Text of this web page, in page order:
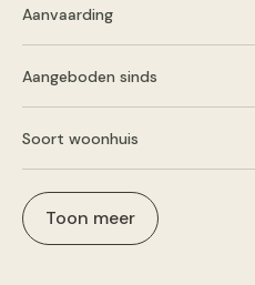
Aanvaarding
Aangeboden sinds
Soort woonhuis
Toon meer